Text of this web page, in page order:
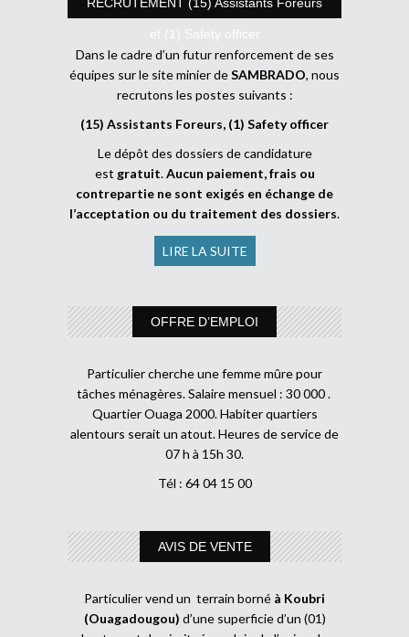
et (1) Safety officer
Dans le cadre d’un futur renforcement de ses
équipes sur le site minier deSAMBRADO, nous
recrutons les postes suivants :
(15) Assistants Foreurs, (1) Safety officer
Le dépôt des dossiers de candidature
est gratuit.Aucun paiement, frais ou
contrepartie ne sont exigés en échange de
l’acceptation ou du traitement des dossiers.
LIRE LA SUITE
OFFRE D’EMPLOI
Particulier cherche une femme mûre pour
tâches ménagères. Salaire mensuel : 30 000 .
Quartier Ouaga 2000. Habiter quartiers
alentours serait un atout. Heures de service de
07 h à 15h 30.
Tél : 64 04 15 00
AVIS DE VENTE
Particulier vend un terrain borné à Koubri
(Ouagadougou) d’une superficie d’un (01)